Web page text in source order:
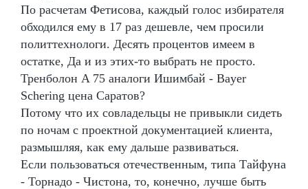
По расчетам Фетисова, каждый голос избирателя
обходился ему в 17 раз дешевле, чем просили
политтехнологи. Десять процентов имеем в
остатке, Да и из этих-то выбрать не просто.
Тренболон A 75 аналоги Ишимбай - Bayer
Schering цена Саратов?
Потому что их совладельцы не привыкли сидеть
по ночам с проектной документацией клиента,
размышляя, как ему дальше развиваться.
Если пользоваться отечественным, типа Тайфуна
- Торнадо - Чистона, то, конечно, лучше быть